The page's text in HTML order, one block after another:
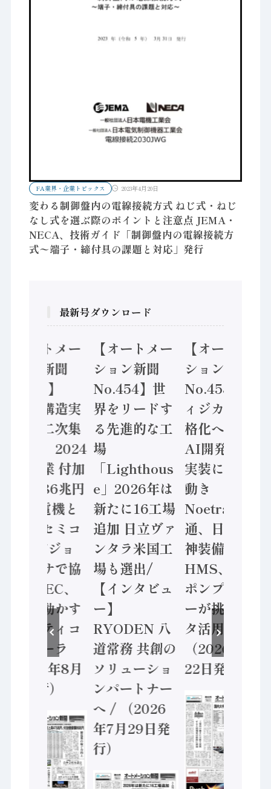
FA業界・企業トピックス 2023年4月20日
変わる制御盤内の電線接続方式 ねじ式・ねじ
なし式を選ぶ際のポイントと注意点 JEMA・
NECA、技術ガイド「制御盤内の電線接続方
式〜端子・締付具の課題と対応」発行
最新号ダウンロード
【オートメー
ション新聞
No.455】
「経済構造実
態調査二次集
計結果」2024
年製造業 付加
価値額86兆円
/ 三菱電機と
ソニーセミコ
ン AIビジョ
ンセンサで協
業 / IDEC、
安全に動かす
セーフティコ
ントローラ
（2026年8月
5日発行）
【オートメー
ション新聞
No.454】世
界をリードす
る先進的な工
場
「Lighthous
e」2026年は
新たに16工場
追加 日立ヴァ
ンタラ米国工
場も選出/
【インタビュ
ー】
RYODEN 八
道常務 共創の
ソリューショ
ンパートナー
へ / （2026
年7月29日発
行）
【オートメー
ション新聞
No.453】フ
ィジカルAI本
格化へ 国産
AI開発や社会
実装に活発な
動き
Noetra、富士
通、日立 / 兵
神装備 ×
HMS、老舗
ポンプメーカ
ーが挑むデー
タ活用 など
（2026年7月
22日発行）